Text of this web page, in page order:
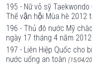
195 - Nữ võ sỹ
Thế vận hội Mùa hè 2012
196 - Thủ đô nước Mỹ
ngày 17 tháng 4 năm 2012
197 - Liên Hiệp Quốc cho
nước uống an toàn (15/04/